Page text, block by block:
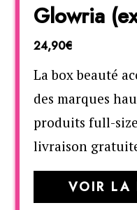
Glowria
24,90€
La box beauté
des marques
produits full-
livraison
VOIR LA